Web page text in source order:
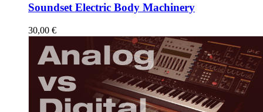
Soundset Electric Body Machinery
30,00 €